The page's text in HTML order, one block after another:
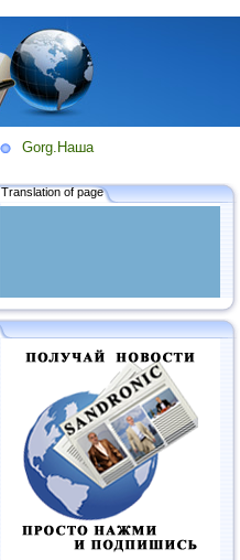
Gorg.Наша
Translation of page